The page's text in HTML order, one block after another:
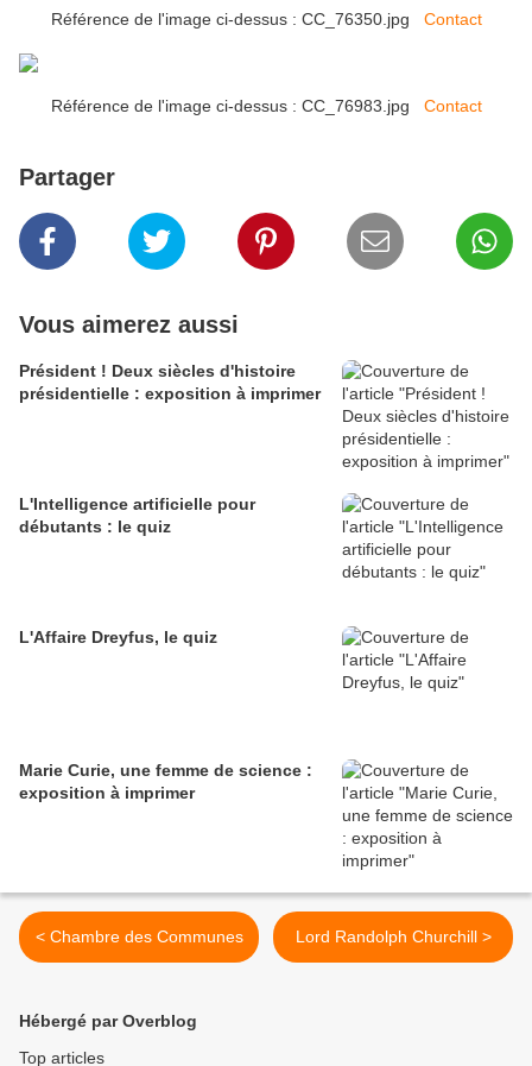
Référence de l'image ci-dessus : CC_76350.jpg Contact
Référence de l'image ci-dessus : CC_76983.jpg Contact
Partager
Vous aimerez aussi
Président ! Deux siècles d'histoire
présidentielle : exposition à imprimer
L'Intelligence artificielle pour
débutants : le quiz
L'Affaire Dreyfus, le quiz
Marie Curie, une femme de science :
exposition à imprimer
< Chambre des Communes Lord Randolph Churchill >
Hébergé par Overblog
Top articles